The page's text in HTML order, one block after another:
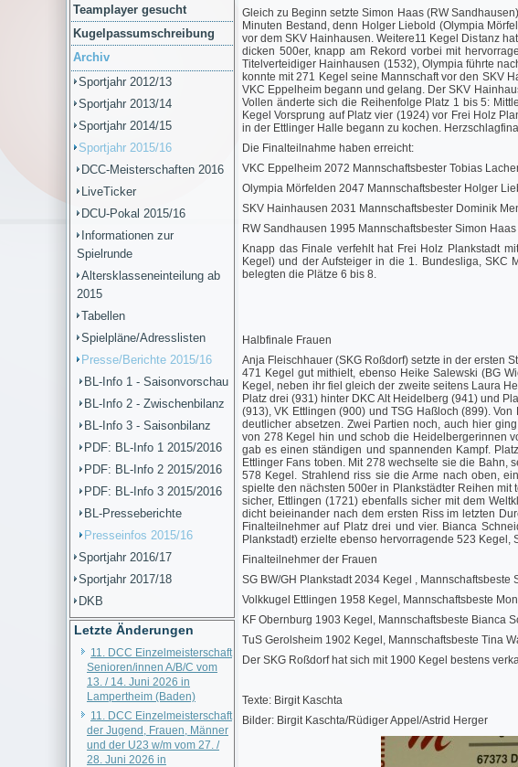
Teamplayer gesucht
Kugelpassumschreibung
Archiv
Sportjahr 2012/13
Sportjahr 2013/14
Sportjahr 2014/15
Sportjahr 2015/16
DCC-Meisterschaften 2016
LiveTicker
DCU-Pokal 2015/16
Informationen zur
Spielrunde
Altersklasseneinteilung ab
2015
Tabellen
Spielpläne/Adresslisten
Presse/Berichte 2015/16
BL-Info 1 - Saisonvorschau
BL-Info 2 - Zwischenbilanz
BL-Info 3 - Saisonbilanz
PDF: BL-Info 1 2015/2016
PDF: BL-Info 2 2015/2016
PDF: BL-Info 3 2015/2016
BL-Presseberichte
Presseinfos 2015/16
Sportjahr 2016/17
Sportjahr 2017/18
DKB
Letzte Änderungen
11. DCC Einzelmeisterschaft
Senioren/innen A/B/C vom
13. / 14. Juni 2026 in
Lampertheim (Baden)
11. DCC Einzelmeisterschaft
der Jugend, Frauen, Männer
und der U23 w/m vom 27. /
28. Juni 2026 in
Gleich zu Beginn setzte Simon Haas (RW
Minuten Bestand, denn Holger Liebold (Olympia
vor dem SKV Hainhausen. Weitere11 Kegel Distanz
dicken 500er, knapp am Rekord vorbei mit
Titelverteidiger Hainhausen (1532), Olympia führte
konnte mit 271 Kegel seine Mannschaft vor den SKV
VKC Eppelheim begann und gelang. Der SKV
Vollen änderte sich die Reihenfolge Platz 1 bis 5:
Kegel Vorsprung auf Platz vier (1924) vor Frei Holz
in der Ettlinger Halle begann zu kochen.
Die Finalteilnahme haben erreicht:
VKC Eppelheim 2072 Mannschaftsbester Tobias
Olympia Mörfelden 2047 Mannschaftsbester Holger
SKV Hainhausen 2031 Mannschaftsbester Dominik
RW Sandhausen 1995 Mannschaftsbester Simon Haas
Knapp das Finale verfehlt hat Frei Holz Plankstadt
Kegel) und der Aufsteiger in die 1. Bundesliga, SKC
belegten die Plätze 6 bis 8.
Halbfinale Frauen
Anja Fleischhauer (SKG Roßdorf) setzte in der ersten
471 Kegel gut mithielt, ebenso Heike Salewski (BG
Kegel, neben ihr fiel gleich der zweite seitens Laura
Platz drei (931) hinter DKC Alt Heidelberg (941) und
(913), VK Ettlingen (900) und TSG Haßloch (899).
deutlicher absetzen. Zwei Partien noch, auch hier
von 278 Kegel hin und schob die Heidelbergerinnen
gab es einen ständigen und spannenden Kampf.
Ettlinger Fans toben. Mit 278 wechselte sie die Bahn,
578 Kegel. Strahlend riss sie die Arme nach oben,
spielte den nächsten 500er in Plankstädter Reihen
sicher, Ettlingen (1721) ebenfalls sicher mit dem
dicht beieinander nach dem ersten Riss im letzten
Finalteilnehmer auf Platz drei und vier. Bianca
Plankstadt) erzielte ebenso hervorragende 523
Finalteilnehmer der Frauen
SG BW/GH Plankstadt 2034 Kegel , Mannschaftsbeste
Volkkugel Ettlingen 1958 Kegel, Mannschaftsbeste
KF Obernburg 1903 Kegel, Mannschaftsbeste Bianca
TuS Gerolsheim 1902 Kegel, Mannschaftsbeste Tina
Der SKG Roßdorf hat sich mit 1900 Kegel bestens
Texte: Birgit Kaschta
Bilder: Birgit Kaschta/Rüdiger Appel/Astrid Herger